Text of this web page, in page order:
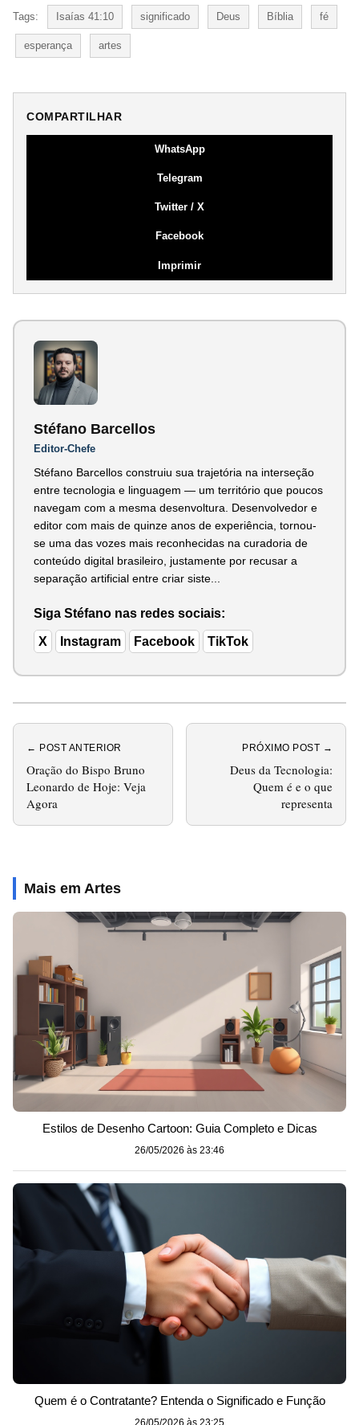
Tags: Isaías 41:10 significado Deus Bíblia fé
esperança artes
COMPARTILHAR
WhatsApp
Telegram
Twitter / X
Facebook
Imprimir
Stéfano Barcellos
Editor-Chefe
Stéfano Barcellos construiu sua trajetória na interseção
entre tecnologia e linguagem — um território que poucos
navegam com a mesma desenvoltura. Desenvolvedor e
editor com mais de quinze anos de experiência, tornou-
se uma das vozes mais reconhecidas na curadoria de
conteúdo digital brasileiro, justamente por recusar a
separação artificial entre criar siste...
Siga Stéfano nas redes sociais:
X Instagram Facebook TikTok
← POST ANTERIOR
Oração do Bispo Bruno
Leonardo de Hoje: Veja
Agora
PRÓXIMO POST →
Deus da Tecnologia:
Quem é e o que
representa
Mais em Artes
Estilos de Desenho Cartoon: Guia Completo e Dicas
26/05/2026 às 23:46
Quem é o Contratante? Entenda o Significado e Função
26/05/2026 às 23:25